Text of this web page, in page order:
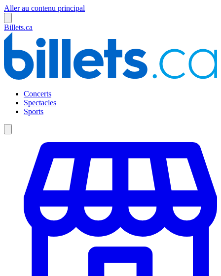
Aller au contenu principal
Billets.ca
Concerts
Spectacles
Sports